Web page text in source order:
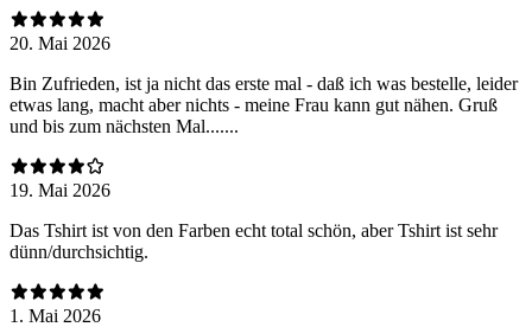
20. Mai 2026
Bin Zufrieden, ist ja nicht das erste mal - daß ich was bestelle, leider
etwas lang, macht aber nichts - meine Frau kann gut nähen. Gruß
und bis zum nächsten Mal.......
19. Mai 2026
Das Tshirt ist von den Farben echt total schön, aber Tshirt ist sehr
dünn/durchsichtig.
1. Mai 2026